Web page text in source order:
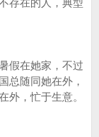
存在的人，典型
假在她家，不过
总随同她在外，
外，忙于生意。